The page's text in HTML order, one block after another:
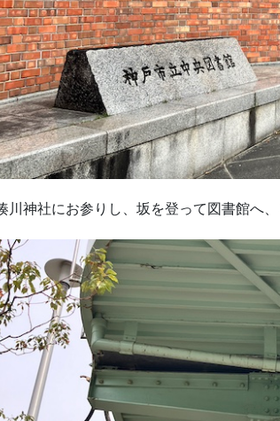
川神社にお参りし、坂を登って図書館へ